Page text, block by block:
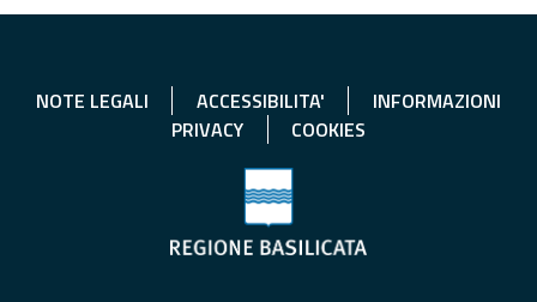
NOTE LEGALI ACCESSIBILITA'
INFORMAZIONI
PRIVACY
COOKIES